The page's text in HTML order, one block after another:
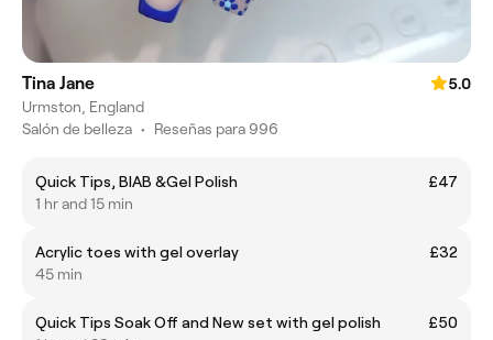
Tina Jane
5.0
Urmston, England
Salón de belleza • Reseñas para 996
Quick Tips, BIAB &Gel Polish
£47
1 hr and 15 min
Acrylic toes with gel overlay
£32
45 min
Quick Tips Soak Off and New set with gel polish
£50